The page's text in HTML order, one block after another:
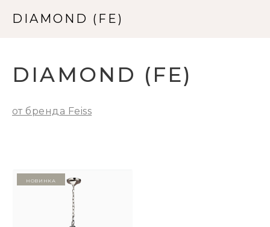
DIAMOND (FE)
DIAMOND (FE)
от бренда Feiss
Новинка